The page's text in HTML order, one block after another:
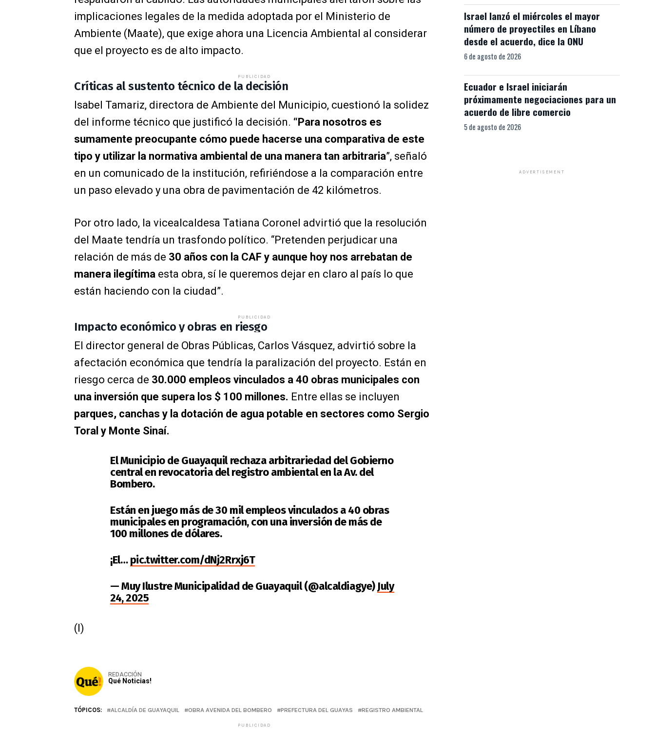
implicaciones legales de la medida adoptada por el Ministerio de
Ambiente (Maate), que exige ahora una Licencia Ambiental al considerar
que el proyecto es de alto impacto.
PUBLICIDAD
Críticas al sustento técnico de la decisión
Isabel Tamariz, directora de Ambiente del Municipio, cuestionó la solidez
del informe técnico que justificó la decisión. “Para nosotros es
sumamente preocupante cómo puede hacerse una comparativa de este
tipo y utilizar la normativa ambiental de una manera tan arbitraria”, señaló
en un comunicado de la institución, refiriéndose a la comparación entre
un paso elevado y una obra de pavimentación de 42 kilómetros.
Por otro lado, la vicealcaldesa Tatiana Coronel advirtió que la resolución
del Maate tendría un trasfondo político. “Pretenden perjudicar una
relación de más de 30 años con la CAF y aunque hoy nos arrebatan de
manera ilegítima esta obra, sí le queremos dejar en claro al país lo que
están haciendo con la ciudad”.
PUBLICIDAD
Impacto económico y obras en riesgo
El director general de Obras Públicas, Carlos Vásquez, advirtió sobre la
afectación económica que tendría la paralización del proyecto. Están en
riesgo cerca de 30.000 empleos vinculados a 40 obras municipales con
una inversión que supera los $ 100 millones. Entre ellas se incluyen
parques, canchas y la dotación de agua potable en sectores como Sergio
Toral y Monte Sinaí.
El Municipio de Guayaquil rechaza arbitrariedad del Gobierno
central en revocatoria del registro ambiental en la Av. del
Bombero.
Están en juego más de 30 mil empleos vinculados a 40 obras
municipales en programación, con una inversión de más de
100 millones de dólares.
¡El…pic.twitter.com/dNj2Rrxj6T
— Muy Ilustre Municipalidad de Guayaquil (@alcaldiagye)July
24, 2025
(I)
REDACCIÓN
Qué Noticias!
TÓPICOS: ALCALDÍA DE GUAYAQUIL OBRA AVENIDA DEL BOMBERO PREFECTURA DEL GUAYAS REGISTRO AMBIENTAL
PUBLICIDAD
Israel lanzó el miércoles el mayor
número de proyectiles en Líbano
desde el acuerdo, dice la ONU
6 de agosto de 2026
Ecuador e Israel iniciarán
próximamente negociaciones para un
acuerdo de libre comercio
5 de agosto de 2026
ADVERTISEMENT